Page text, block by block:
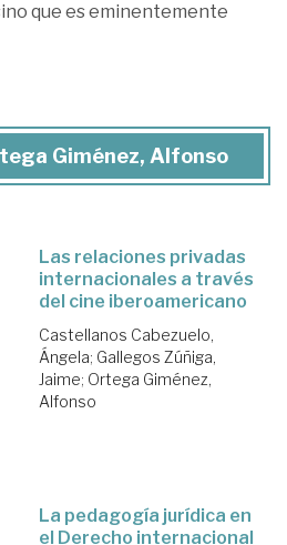
que es eminentemente
Giménez, Alfonso
Las relaciones privadas
internacionales a través
del cine iberoamericano
Castellanos Cabezuelo,
Ángela; Gallegos Zúñiga,
Jaime; Ortega Giménez,
Alfonso
La pedagogía jurídica en
el Derecho internacional